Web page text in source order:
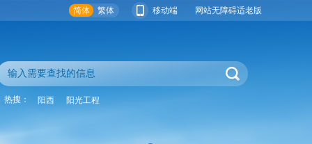
简体 繁体 移动端 网站无障碍适老版
热搜： 阳西 阳光工程